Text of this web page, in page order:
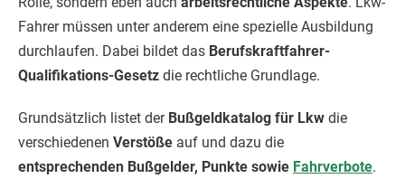
Fahrer müssen unter anderem eine spezielle Ausbildung
durchlaufen. Dabei bildet das Berufskraftfahrer-
Qualifikations-Gesetz die rechtliche Grundlage.
Grundsätzlich listet der Bußgeldkatalog für Lkw die
verschiedenen Verstöße auf und dazu die
entsprechenden Bußgelder, Punkte sowie Fahrverbote.